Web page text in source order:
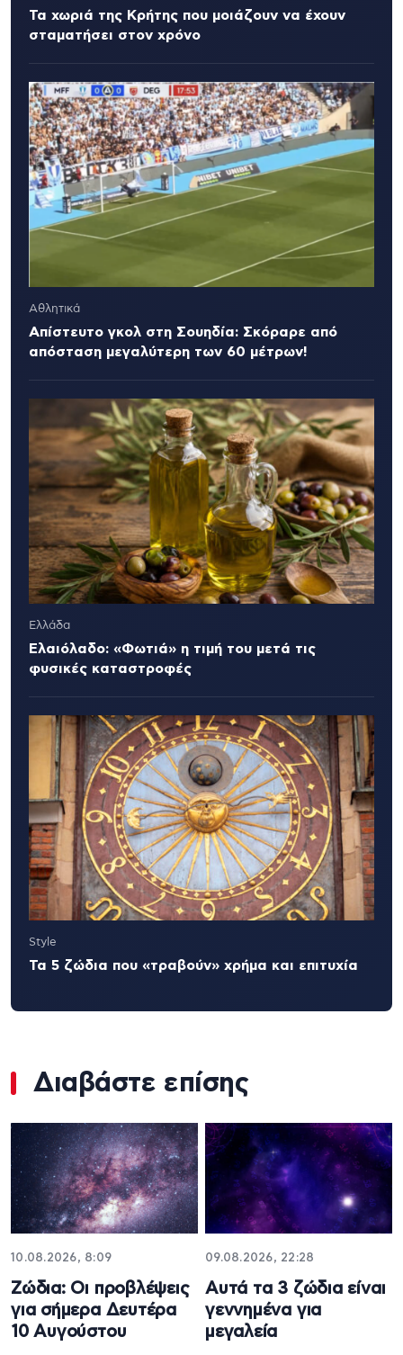
Τα χωριά της Κρήτης που μοιάζουν να έχουν
σταματήσει στον χρόνο
Αθλητικά
Απίστευτο γκολ στη Σουηδία: Σκόραρε από
απόσταση μεγαλύτερη των 60 μέτρων!
Ελλάδα
Ελαιόλαδο: «Φωτιά» η τιμή του μετά τις
φυσικές καταστροφές
Style
Τα 5 ζώδια που «τραβούν» χρήμα και επιτυχία
Διαβάστε επίσης
10.08.2026, 8:09
Ζώδια: Οι προβλέψεις
για σήμερα Δευτέρα
10 Αυγούστου
09.08.2026, 22:28
Αυτά τα 3 ζώδια είναι
γεννημένα για
μεγαλεία